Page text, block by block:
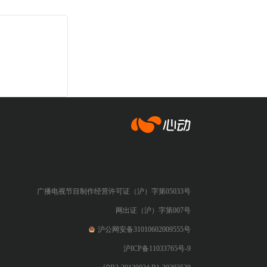
广播电视节目制作经营许可证（沪）字第05033号
网出证（沪）字第007号
沪公网安备31010602009555号
沪ICP备11033765号-9
心动网络